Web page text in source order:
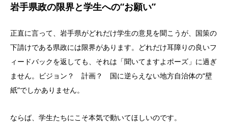
岩手県政の限界と学生への“お願い”
正直に言って、岩手県がどれだけ学生の意見を聞こうが、国策の
下請けである県政には限界があります。どれだけ耳障りの良いフ
ィードバックを返しても、それは「聞いてますよポーズ」に過ぎ
ません。ビジョン？ 計画？ 国に逆らえない地方自治体の“壁
紙”でしかありません。
ならば、学生たちにこそ本気で動いてほしいのです。